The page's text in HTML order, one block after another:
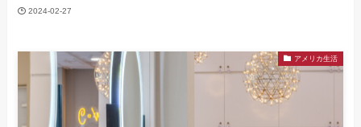
2024-02-27
アメリカ生活